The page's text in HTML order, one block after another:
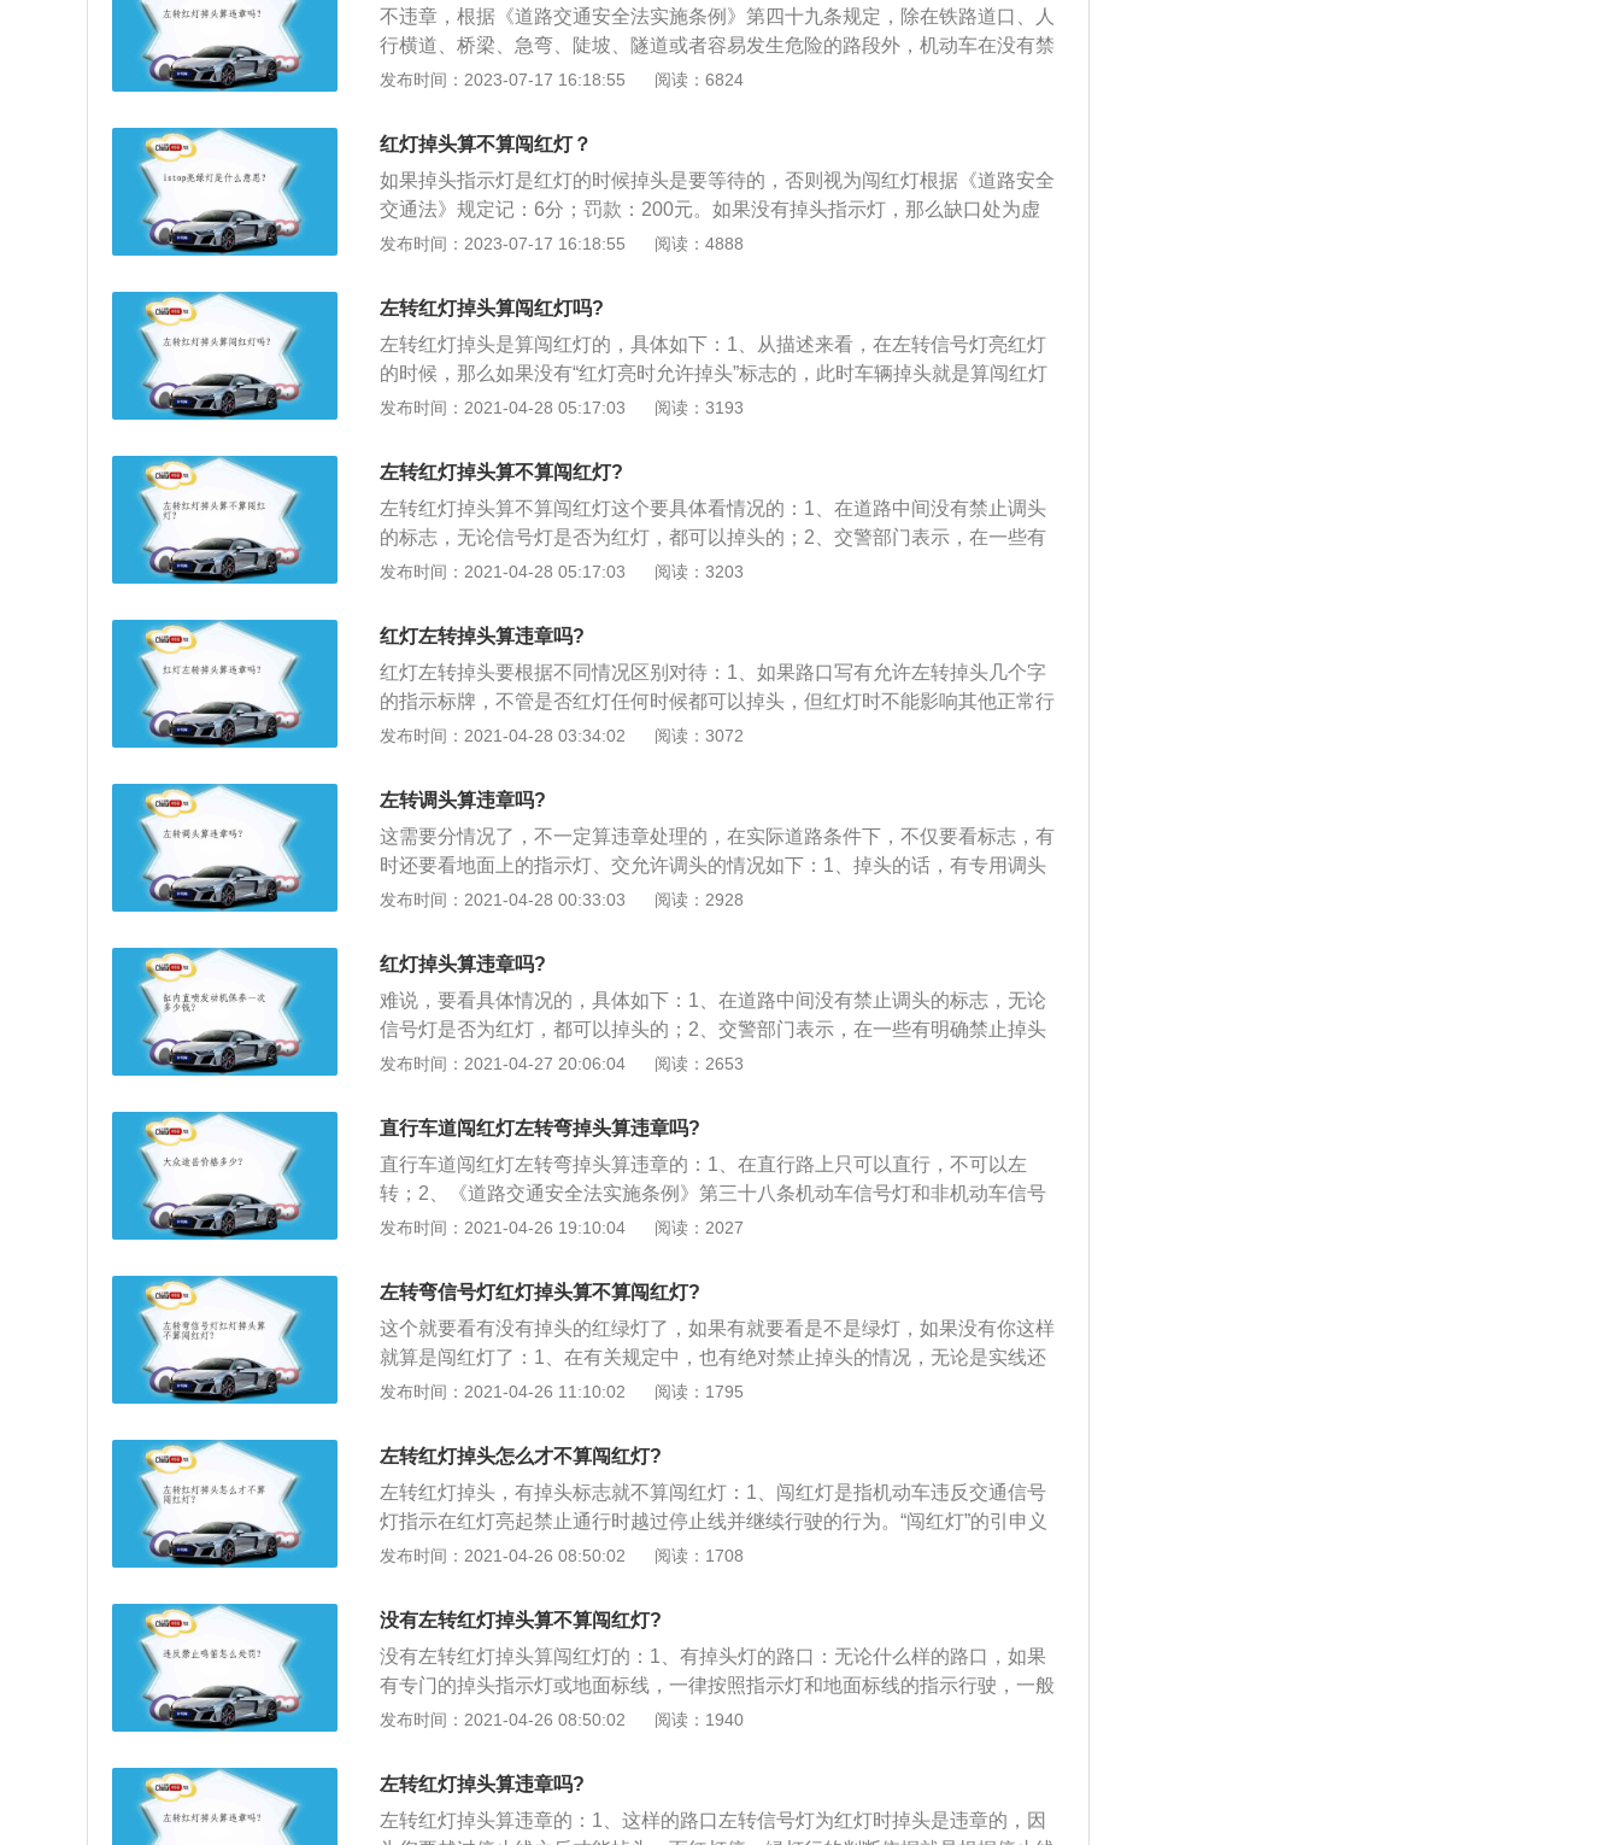
减速，慢速探头，鸣笛，让其它交通参与者注意到自己，确认安全后再通过。
不违章，根据《道路交通安全法实施条例》第四十九条规定，除在铁路道口、人
行横道、桥梁、急弯、陡坡、隧道或者容易发生危险的路段外，机动车在没有禁
止掉头或者没有禁止左转弯标志、标线的地点可以调头，但不得妨碍正常行驶的
的作用是引导行人安全地过马路，行人在斑马线上有优先通过权，斑马线上不允
许掉头，即使在允许掉头的路口也需要越过斑马线后才可以进行掉头操作。一般
在到达斑马线之前，会有一个空格留出来给车主进行掉头，或者是越过斑马线之
后进行掉头。如果将车辆停在斑马线不仅影响行人通过，而且还会被罚款200元
并扣3分。2、无左转车道时不能掉头。如果路口最左侧车道并不是掉头车道、掉
行，不按照车道行驶将会处20元以上200元以下的罚款，在高速公路或者城市快
速路上不按规定车道行驶还会记3分。因此进入路口是一定要多加留意自己当前
车道，不少心进入其他行驶方向的车道，只能“将错就错”，补救方法可以在下一
使路口绿灯时，如果路口标牌显示不能掉头则不能掉头，禁止左转或者左转红灯
时万不能掉头，否则扣分处罚，平时的预防方法就是进入路口尽量减速，观察旁
边是否有警示标志、违章摄像等，谨慎安全行车。
发布时间：2023-07-17 16:18:55 阅读：6824
红灯掉头算不算闯红灯？
如果掉头指示灯是红灯的时候掉头是要等待的，否则视为闯红灯根据《道路安全
交通法》规定记：6分；罚款：200元。如果没有掉头指示灯，那么缺口处为虚
线，掉头不受信号灯影响也不用越过斑马线，如果缺口处为实线，那么掉头就要
如果要越过斑马线掉头需要礼让行人：行人走在道路右侧的人行横道上，没有到
达道路的中心线。在左侧道路上行驶的车辆要减速慢行，在确保安全的基础上，
使其能够通过人行横道；行人在自动车道和非自动车道的边界线外等待。未进入
公路的，汽车应当减速慢行，在确保安全的基础上可以通过人行横道；行人越过
车道和非车道的分界线时，汽车不停车通行属于违法行为，应予以处罚；行人沿
人行横道。汽车甲不停车准许通行的，属于违法行为，应当给予处罚；在道路中
心线待命的行人不进入汽车车道，汽车不停车通行属于违法行为，应予以处罚；
行人越过道路中心线进入车道，不停车放行属于违法行为，应当予以处罚；道路
行，在确保安全的基础上通过人行横道。可以掉头的情况：路口有调头指示标志
信号灯的指示进行调头。如果没有信号灯的话，需根据具体情况，在不妨碍其它
通行车辆或者行人的情况下进行掉头。路口没有明确禁止调头、左转标志的可调
头：如果没有明确标明禁止调头的地点则可以调头。这里的“没有明确表明禁止调
头”指只要路口没有“禁止调头标志”、“禁止左转标志”、路中央不是实线等这几种
禁停网格线施划于易发生因临时停车造成堵塞的交叉路口、重要单位出入口及其
他需要设置的路口等。任何车辆在禁停网格线上停车(包括停车等候交通灯)，都
属于违章行为。虽然在黄色网格线区域车辆不能停车，但在黄色网格线区域确是
可以调头的。黄色网格线只要未设路中隔离护栏，就等同于“允许调头”。路口有
掉头信号灯：这个很好理解，如果有掉头信号灯，那就要看信号灯了，绿灯才能
头”不等同“禁止左转”。路口掉头时要注意：观察路面标线，如果是实线的话，不
管在任何情况下都不得掉头，应该继续往前行驶寻找合适掉头地点。前方设有“禁
止左转”的指示牌，此时就算没有提到禁止掉头，也是无法在该路口进行掉头的，
左转车道，如果是在第二条左转车道的话，也不能在这个路口进行掉头。掉头一
承担全部事故责任。一般靠近路口停止线处，车道内都会画有引导箭头供行驶车
辆选择车道，最左侧车道不都是左转箭头的，部分道路上如果出现直行箭头的，
即使是没有明确禁止掉头等标志，也是不允许掉头的。
发布时间：2023-07-17 16:18:55 阅读：4888
左转红灯掉头算闯红灯吗?
左转红灯掉头是算闯红灯的，具体如下：1、从描述来看，在左转信号灯亮红灯
的时候，那么如果没有“红灯亮时允许掉头”标志的，此时车辆掉头就是算闯红灯
的；2、因为根据《道路交通安全法实施条例》中的规定：机动车信号灯表示：
在左转车道掉头，所以此时掉头，就会算闯红灯的。
发布时间：2021-04-28 05:17:03 阅读：3193
左转红灯掉头算不算闯红灯?
左转红灯掉头算不算闯红灯这个要具体看情况的：1、在道路中间没有禁止调头
的标志，无论信号灯是否为红灯，都可以掉头的；2、交警部门表示，在一些有
明确禁止掉头或禁止左转标志的路口，机动车不得左转和掉头。因为这些路段很
不管路口的信号灯是什么颜色；4、在允许左转的路口，也可以不考虑信号灯指
示而进行掉头。
发布时间：2021-04-28 05:17:03 阅读：3203
红灯左转掉头算违章吗?
红灯左转掉头要根据不同情况区别对待：1、如果路口写有允许左转掉头几个字
的指示标牌，不管是否红灯任何时候都可以掉头，但红灯时不能影响其他正常行
驶的车辆，允许掉头路口的另一个特征是无禁止掉头或禁止左转标志，路口分道
线，黄实线不能掉头，掉头算违章。
发布时间：2021-04-28 03:34:02 阅读：3072
左转调头算违章吗?
这需要分情况了，不一定算违章处理的，在实际道路条件下，不仅要看标志，有
时还要看地面上的指示灯、交允许调头的情况如下：1、掉头的话，有专用调头
车道的路口，这个可以保证安全情况掉头就可以了，无需等待左转向灯的；2、
只要没有禁止掉头标识或单独掉头指示灯和黄色虚实线的情况下，机动车不受信
号灯的限制，不影响正常行驶车辆，保证安全，在任何时候都可以掉头；3、禁
有黄色虚实线，如果道路上有黄色虚实线，位于车辆虚线一侧，那么这些车辆是
可以掉头的。
发布时间：2021-04-28 00:33:03 阅读：2928
红灯掉头算违章吗?
难说，要看具体情况的，具体如下：1、在道路中间没有禁止调头的标志，无论
信号灯是否为红灯，都可以掉头的；2、交警部门表示，在一些有明确禁止掉头
或禁止左转标志的路口，机动车不得左转和掉头。因为这些路段很容易发生危险
号灯是什么颜色；4、在允许左转的路口，也可以不考虑信号灯指示而进行掉
头。
发布时间：2021-04-27 20:06:04 阅读：2653
直行车道闯红灯左转弯掉头算违章吗?
直行车道闯红灯左转弯掉头算违章的：1、在直行路上只可以直行，不可以左
转；2、《道路交通安全法实施条例》第三十八条机动车信号灯和非机动车信号
灯表示；3、绿灯亮时，准许车辆通行，但转弯的车辆不得妨碍被放行的直行车
时，禁止车辆通行。在未设置非机动车信号灯和人行横道信号灯的路口，非机动
车和行人应当按照机动车信号灯的表示通行。红灯亮时，右转弯的车辆在不妨碍
被放行的车辆、行人通行的情况下，可以通行。
发布时间：2021-04-26 19:10:04 阅读：2027
左转弯信号灯红灯掉头算不算闯红灯?
这个就要看有没有掉头的红绿灯了，如果有就要看是不是绿灯，如果没有你这样
就算是闯红灯了：1、在有关规定中，也有绝对禁止掉头的情况，无论是实线还
是双实线，或跨越人行横道，车辆都不可以掉头；2、道路中有禁止掉头或者禁
况下掉头，属于违反禁令标线指示行驶，应当各扣3分和罚款200元。
发布时间：2021-04-26 11:10:02 阅读：1795
左转红灯掉头怎么才不算闯红灯?
左转红灯掉头，有掉头标志就不算闯红灯：1、闯红灯是指机动车违反交通信号
灯指示在红灯亮起禁止通行时越过停止线并继续行驶的行为。“闯红灯”的引申义
多用于形容超越现有规则办事或其他一些违反法律或道德规范的行为；2、无论
集闯红灯违法信息也很谨慎，需要“三堂会审”，也就是说，认定一辆车闯红灯，
会有三张照片佐证。分别在车辆过线前，过线后和驶入路口；3、“驶入路口这张
就能明确，车辆是否在红灯情况下强行通过。”民警介绍，3张照片会明显记录车
辆在红灯过程中的位置移动。
发布时间：2021-04-26 08:50:02 阅读：1708
没有左转红灯掉头算不算闯红灯?
没有左转红灯掉头算闯红灯的：1、有掉头灯的路口：无论什么样的路口，如果
有专门的掉头指示灯或地面标线，一律按照指示灯和地面标线的指示行驶，一般
在最左侧；2、无掉头灯有左转灯的路口：一般来说，只要没有禁止掉头标识或
况下随时掉头。一般道路中的中央隔离带也会在接近路口时由实线变为虚线，车
辆可在此区域进行掉头；3、黄色网格区域：黄色网格线区域代表禁止停车，如
果前方红灯时，后方车辆应该避让开此块区域。但在这一区域掉头是被允许的，
发布时间：2021-04-26 08:50:02 阅读：1940
左转红灯掉头算违章吗?
左转红灯掉头算违章的：1、这样的路口左转信号灯为红灯时掉头是违章的，因